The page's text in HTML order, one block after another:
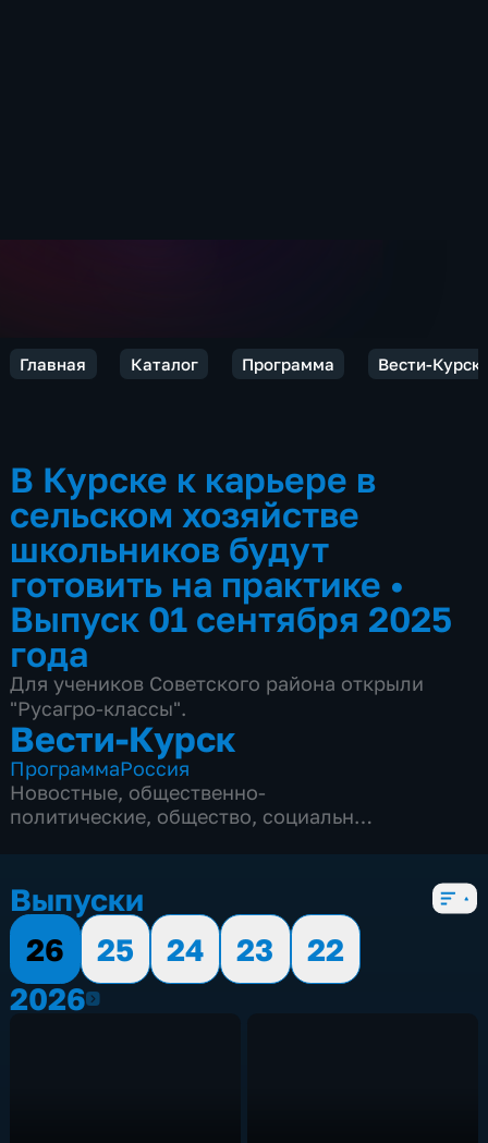
Главная Каталог Программа Вести-Курск
В Курске к карьере в
сельском хозяйстве
школьников будут
готовить на практике •
Выпуск 01 сентября 2025
года
Для учеников Советского района открыли
"Русагро-классы".
Вести-Курск
ПрограммаРоссия
Новостные, общественно-
политические, общество, социально-
Выпуски
26
25 24 23
22
20262026